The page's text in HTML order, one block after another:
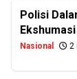
Polisi
Nasional 2